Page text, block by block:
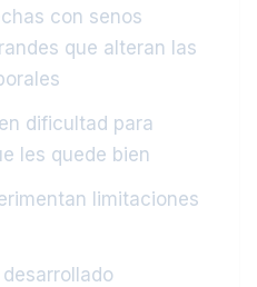
con senos
que alteran las
dificultad para
les quede bien
limitaciones